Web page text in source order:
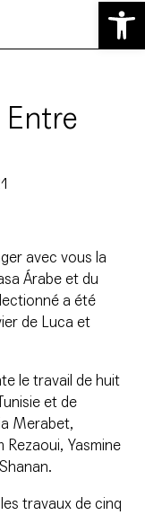
Ouvrir
avec vous la
Árabe et du
a été
et de
Merabet,
Rezaoui, Yasmine
travaux de cinq